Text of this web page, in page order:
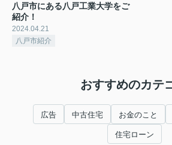
八戸市にある八戸工業大学をご
紹介！
2024.04.21
八戸市紹介
おすすめのカテ
広告 中古住宅 お金のこと
住宅ローン